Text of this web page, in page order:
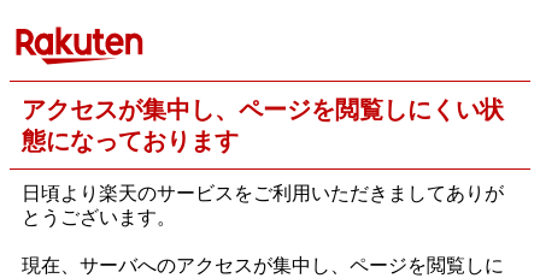
アクセスが集中し、ページを閲覧しにくい状
態になっております
日頃より楽天のサービスをご利用いただきましてありが
とうございます。
現在、サーバへのアクセスが集中し、ページを閲覧しに